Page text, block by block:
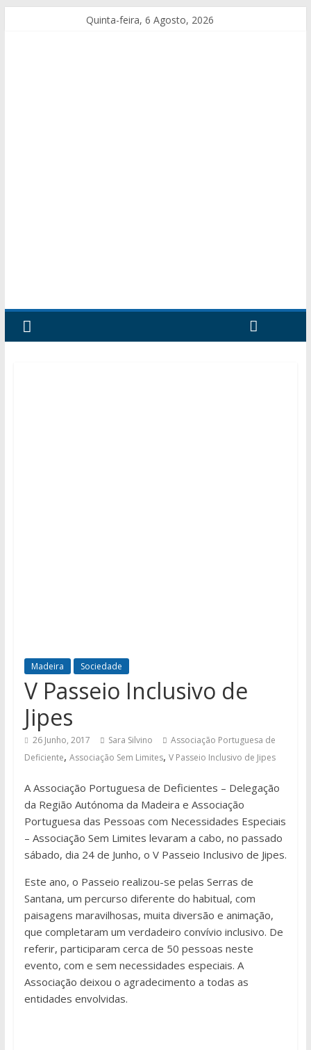
Quinta-feira, 6 Agosto, 2026
Madeira Sociedade
V Passeio Inclusivo de
Jipes
26 Junho, 2017 Sara Silvino
Associação Portuguesa de
Deficiente, Associação Sem Limites, V Passeio Inclusivo de Jipes
A Associação Portuguesa de Deficientes – Delegação
da Região Autónoma da Madeira e Associação
Portuguesa das Pessoas com Necessidades Especiais
– Associação Sem Limites levaram a cabo, no passado
sábado, dia 24 de Junho, o V Passeio Inclusivo de Jipes.
Este ano, o Passeio realizou-se pelas Serras de
Santana, um percurso diferente do habitual, com
paisagens maravilhosas, muita diversão e animação,
que completaram um verdadeiro convívio inclusivo. De
referir, participaram cerca de 50 pessoas neste
evento, com e sem necessidades especiais. A
Associação deixou o agradecimento a todas as
entidades envolvidas.